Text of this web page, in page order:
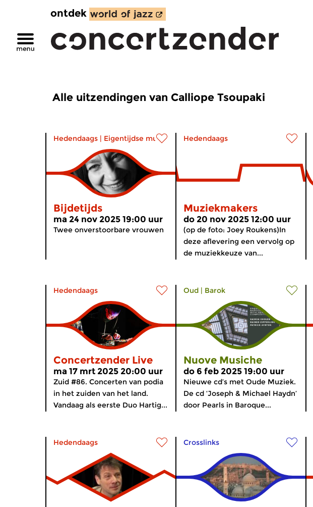
ontdek
Alle uitzendingen van Calliope Tsoupaki
Hedendaags | Eigentijdse muziek
Bijdetijds
ma 24 nov 2025 19:00 uur
Twee onverstoorbare vrouwen
Hedendaags
Muziekmakers
do 20 nov 2025 12:00 uur
(op de foto: Joey Roukens)In
deze aflevering een vervolg op
de muziekkeuze van...
Hedendaags
Concertzender Live
ma 17 mrt 2025 20:00 uur
Zuid #86. Concerten van podia
in het zuiden van het land.
Vandaag als eerste Duo Hartig...
Oud | Barok
Nuove Musiche
do 6 feb 2025 19:00 uur
Nieuwe cd’s met Oude Muziek.
De cd ‘Joseph & Michael Haydn’
door Pearls in Baroque...
Hedendaags Crosslinks